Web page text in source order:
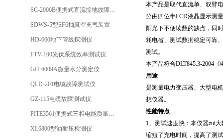
本产品是取代直流单、双臂
分由四位半LCD液晶显示测
阳光下不便读数的缺点，同
耗电省、测试数据稳定可靠
测试。
本产品符合DLT845.3-2004
用途
是测量电力变压器、大型电
想仪器。
性能特点
1、测试速度快：本仪器zui
缩短了充电时间，提高了测
SC-2000B便携式直流接地故障检测仪
SDWS-5型SF6抽真空充气装置
HD-660地下管线探测仪
FTV-100光伏系统效率测试仪
GH-6009A微量水分测定仪
QLD-201电缆故障测试仪
GZ-115电缆故障测试仪
PITE3561便携式三相电能质量分析仪
XL6800型油耐压检测仪